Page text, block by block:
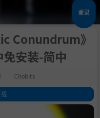
登录
Conundrum》
安装-简中
Chobits